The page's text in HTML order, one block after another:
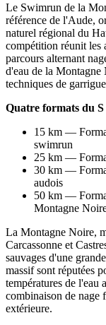
Le Swimrun de la
référence de l'Aude,
naturel régional du
compétition réunit les
parcours alternant
d'eau de la Montagne
techniques de
Quatre formats du
15 km —
swimrun
25 km —
30 km —
audois
50 km —
Montagne
La Montagne Noire,
Carcassonne et
sauvages d'une
massif sont réputées
températures de l'eau
combinaison de nage
extérieure.